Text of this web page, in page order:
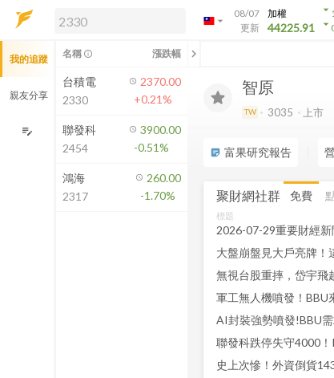
arrow_drop_down
08/07
更新
加權
44225.91
arrow_drop_down
arrow_drop_down
解鎖即時行情及進階功能
方案」，即可解鎖以下功能：
即時行情
即時市況與排行
成交金額熱力圖
前往方案訂閱
如何綁定合作券商
智原
TW 3035 上市
sticky_note_2 富果研究報告
聚財網社群 免費
標題
2026-07-29重要財經
我的追蹤
親友分享
edit_note
名稱 info_outline 漲跌幅 chevron_left
台積電
2330
2370.00
+0.21%
聯發科
2454
3900.00
-0.51%
鴻海
2317
260.00
-1.70%